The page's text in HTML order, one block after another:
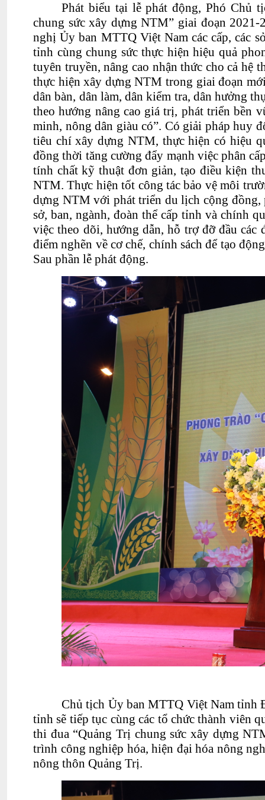
Phát biểu tại lễ phát động, Phó Chủ
chung sức xây dựng NTM” giai đoạn
nghị Ủy ban MTTQ Việt Nam các cấp, các
tỉnh cùng chung sức thực hiện hiệu quả
tuyên truyền, nâng cao nhận thức cho cả
thực hiện xây dựng NTM trong giai đoạn
dân bàn, dân làm, dân kiểm tra, dân hưởng
theo hướng nâng cao giá trị, phát triển bền
minh, nông dân giàu có”. Có giải pháp huy
tiêu chí xây dựng NTM, thực hiện có hiệu
đồng thời tăng cường đẩy mạnh việc phân
tính chất kỹ thuật đơn giản, tạo điều kiện
NTM. Thực hiện tốt công tác bảo vệ môi
dựng NTM với phát triển du lịch cộng đồng,
sở, ban, ngành, đoàn thể cấp tỉnh và chính
việc theo dõi, hướng dẫn, hỗ trợ đỡ đầu
điểm nghẽn về cơ chế, chính sách để tạo
Sau phần lễ phát động.
Chủ tịch Ủy ban MTTQ Việt Nam tỉnh
tỉnh sẽ tiếp tục cùng các tổ chức thành viên
thi đua “Quảng Trị chung sức xây dựng
trình công nghiệp hóa, hiện đại hóa nông
nông thôn Quảng Trị.